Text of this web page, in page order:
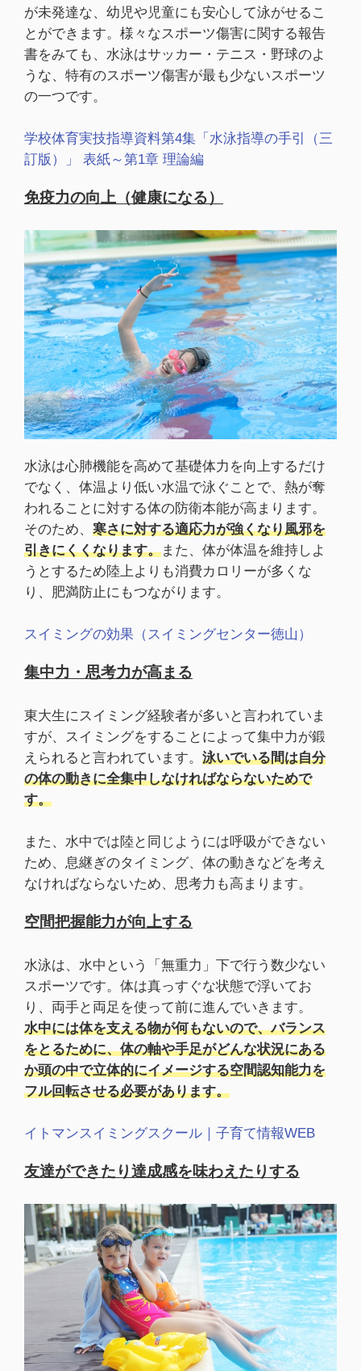
が未発達な、幼児や児童にも安心して泳がせるこ
とができます。様々なスポーツ傷害に関する報告
書をみても、水泳はサッカー・テニス・野球のよ
うな、特有のスポーツ傷害が最も少ないスポーツ
の一つです。
学校体育実技指導資料第4集「水泳指導の手引（三
訂版）」 表紙～第1章 理論編
免疫力の向上（健康になる）
水泳は心肺機能を高めて基礎体力を向上するだけ
でなく、体温より低い水温で泳ぐことで、熱が奪
われることに対する体の防衛本能が高まります。
そのため、 寒さに対する適応力が強くなり風邪を
引きにくくなります。また、体が体温を維持しよ
うとするため陸上よりも消費カロリーが多くな
り、肥満防止にもつながります。
スイミングの効果（スイミングセンター徳山）
集中力・思考力が高まる
東大生にスイミング経験者が多いと言われていま
すが、スイミングをすることによって集中力が鍛
えられると言われています。 泳いでいる間は自分
の体の動きに全集中しなければならないためで
す。
また、水中では陸と同じようには呼吸ができない
ため、息継ぎのタイミング、体の動きなどを考え
なければならないため、思考力も高まります。
空間把握能力が向上する
水泳は、水中という「無重力」下で行う数少ない
スポーツです。体は真っすぐな状態で浮いてお
り、両手と両足を使って前に進んでいきます。
水中には体を支える物が何もないので、バランス
をとるために、体の軸や手足がどんな状況にある
か頭の中で立体的にイメージする空間認知能力を
フル回転させる必要があります。
イトマンスイミングスクール｜子育て情報WEB
友達ができたり達成感を味わえたりする